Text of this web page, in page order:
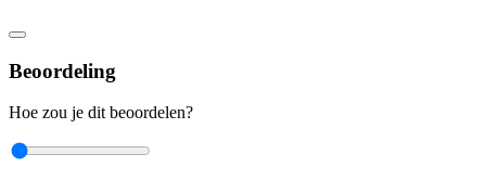
Beoordeling
Hoe zou je dit beoordelen?